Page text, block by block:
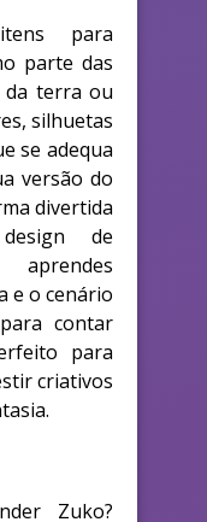
para
parte das
da terra ou
silhuetas
se adequa
versão do
divertida
de
aprendes
e o cenário
contar
para
criativos
Zuko?